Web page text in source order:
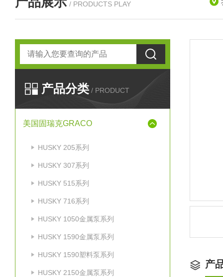
/ PRODUCTS PLAY
产品分类 / PRODUCT
美国固瑞克GRACO
HUSKY 205系列
HUSKY 307系列
HUSKY 515系列
HUSKY 716系列
HUSKY 1050金属泵系列
HUSKY 1590金属泵系列
HUSKY 1590塑料泵系列
HUSKY 2150金属泵系列
产